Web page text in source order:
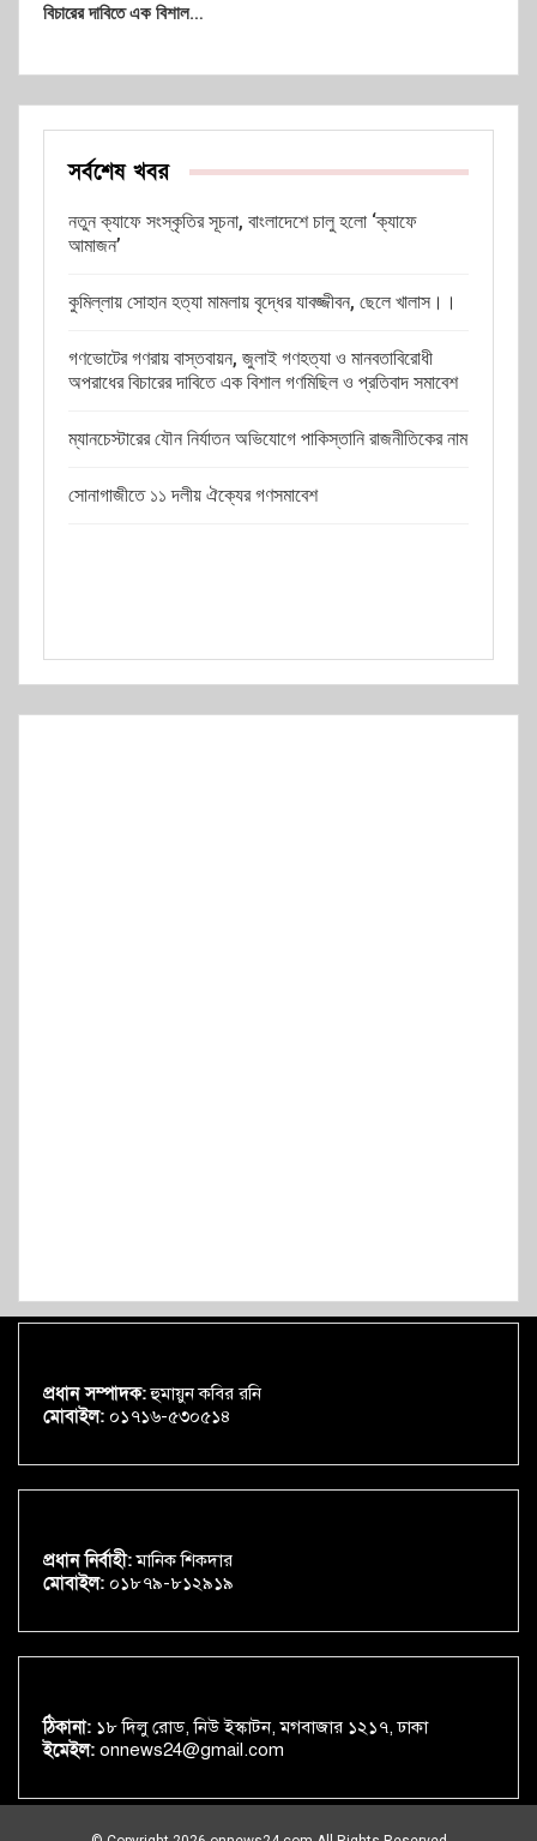
বিচারের দাবিতে এক বিশাল…
সর্বশেষ খবর
নতুন ক্যাফে সংস্কৃতির সূচনা, বাংলাদেশে চালু হলো ‘ক্যাফে
আমাজন’
কুমিল্লায় সোহান হত্যা মামলায় বৃদ্ধের যাবজ্জীবন, ছেলে খালাস।।
গণভোটের গণরায় বাস্তবায়ন, জুলাই গণহত্যা ও মানবতাবিরোধী
অপরাধের বিচারের দাবিতে এক বিশাল গণমিছিল ও প্রতিবাদ সমাবেশ
ম্যানচেস্টারের যৌন নির্যাতন অভিযোগে পাকিস্তানি রাজনীতিকের নাম
সোনাগাজীতে ১১ দলীয় ঐক্যের গণসমাবেশ
প্রধান সম্পাদক:হুমায়ুন কবির রনি
মোবাইল: ০১৭১৬-৫৩০৫১৪
প্রধান নির্বাহী:মানিক শিকদার
মোবাইল: ০১৮৭৯-৮১২৯১৯
ঠিকানা: ১৮ দিলু রোড, নিউ ইস্কাটন, মগবাজার ১২১৭, ঢাকা
ইমেইল: onnews24@gmail.com